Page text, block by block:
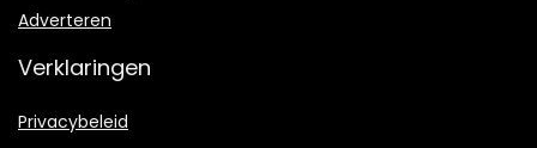
Adverteren
Verklaringen
Privacybeleid